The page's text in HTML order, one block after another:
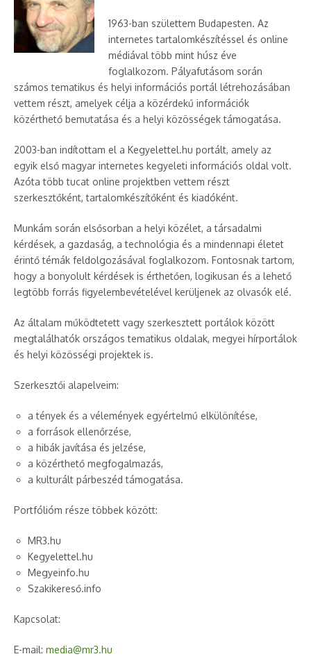
1963-ban születtem Budapesten. Az
internetes tartalomkészítéssel és online
médiával több mint húsz éve
foglalkozom. Pályafutásom során
számos tematikus és helyi információs portál létrehozásában
vettem részt, amelyek célja a közérdekű információk
közérthető bemutatása és a helyi közösségek támogatása.
2003-ban indítottam el a Kegyelettel.hu portált, amely az
egyik első magyar internetes kegyeleti információs oldal volt.
Azóta több tucat online projektben vettem részt
szerkesztőként, tartalomkészítőként és kiadóként.
Munkám során elsősorban a helyi közélet, a társadalmi
kérdések, a gazdaság, a technológia és a mindennapi életet
érintő témák feldolgozásával foglalkozom. Fontosnak tartom,
hogy a bonyolult kérdések is érthetően, logikusan és a lehető
legtöbb forrás figyelembevételével kerüljenek az olvasók elé.
Az általam működtetett vagy szerkesztett portálok között
megtalálhatók országos tematikus oldalak, megyei hírportálok
és helyi közösségi projektek is.
Szerkesztői alapelveim:
a tények és a vélemények egyértelmű elkülönítése,
a források ellenőrzése,
a hibák javítása és jelzése,
a közérthető megfogalmazás,
a kulturált párbeszéd támogatása.
Portfólióm része többek között:
MR3.hu
Kegyelettel.hu
Megyeinfo.hu
Szakikereső.info
Kapcsolat:
E-mail: media@mr3.hu